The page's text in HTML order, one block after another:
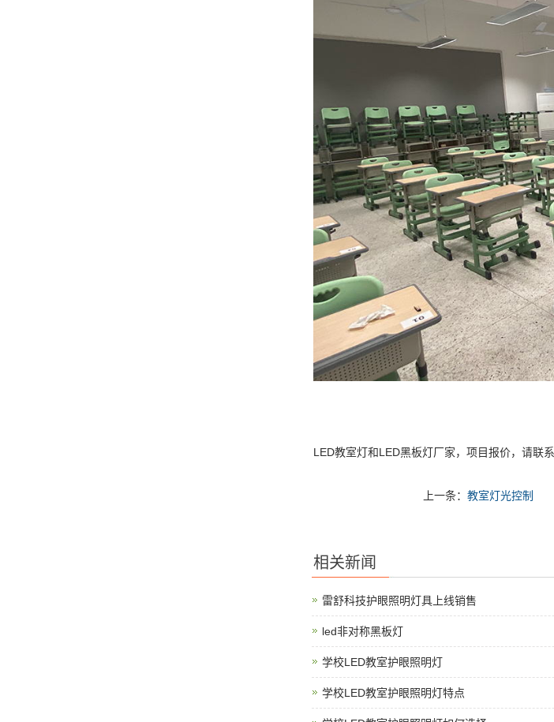
LED教室灯和LED黑板灯厂家，项目报价，请联系
上一条：教室灯光控制
相关新闻
雷舒科技护眼照明灯具上线销售
led非对称黑板灯
学校LED教室护眼照明灯
学校LED教室护眼照明灯特点